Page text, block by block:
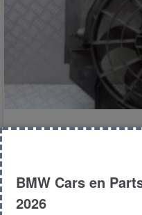
BMW Cars en
2026